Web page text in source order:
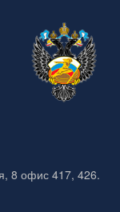
8 офис 417, 426.